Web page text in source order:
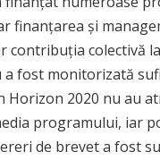
finanțarea și
contribuția colectivă
a fost monitorizată
Horizon 2020 nu au
programului, iar
de brevet a fost